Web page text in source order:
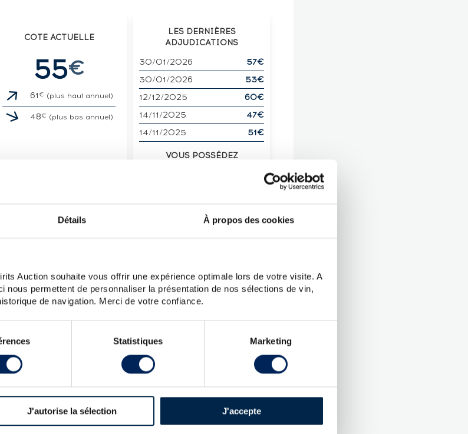
Détails À propos des cookies
Auction souhaite vous offrir une expérience optimale lors de votre visite. A
permettent de personnaliser la présentation de nos sélections de vin,
de navigation. Merci de votre confiance.
Statistiques Marketing
J'autorise la sélection J'accepte
COTE ACTUELLE
55€
61€ (plus haut annuel)
48€ (plus bas annuel)
LES DERNIÈRES
ADJUDICATIONS
30/01/2026
57€
30/01/2026
53€
12/12/2025
60€
14/11/2025
47€
14/11/2025
51€
VOUS POSSÉDEZ
VENDEZ-LE !
SINGLE FARM ORIGIN
terroir dont l'orge qui a
est longue, la
chêne. Pour chaque
DÉTAILLÉES
Distillerie :
Embouteilleur :
Appellation :
Région :Irlande ,